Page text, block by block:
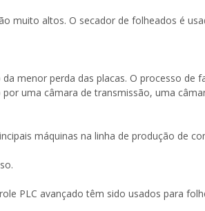
Máquina de mesa
muito altos. O secador de folheados é
menor perda das placas. O processo de
uma câmara de transmissão, uma
máquinas na linha de produção de
PLC avançado têm sido usados ​​para